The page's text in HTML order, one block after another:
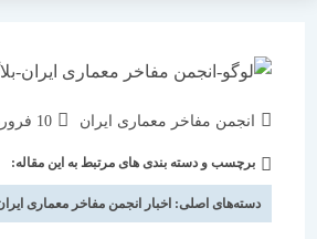
انجمن مفاخر معماری ایران
نوشته
شده
است:
10 فروردین 1401
برچسب و دسته بندی های مرتبط به این مقاله:
دسته‌های اصلی:اخبار انجمن مفاخر معماری ایران